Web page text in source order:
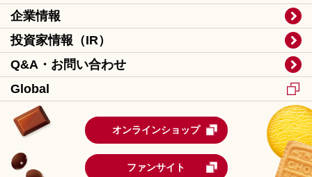
企業情報
投資家情報（IR）
Q&A・お問い合わせ
Global
オンラインショップ
ファンサイト